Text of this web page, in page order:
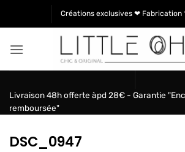
Créations exclusives ❤ Fabrication
Livraison 48h offerte àpd 28€ - Garantie
remboursée"
DSC_0947